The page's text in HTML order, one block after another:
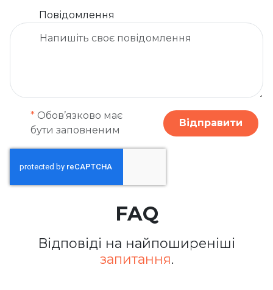
Повідомлення
* Обов’язково має
бути заповненим
Відправити
FAQ
Відповіді на найпоширеніші
запитання.